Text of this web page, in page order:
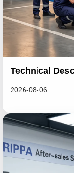
Technical
2026-08-06